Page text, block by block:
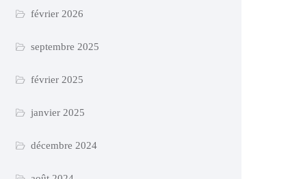
février 2026
septembre 2025
février 2025
janvier 2025
décembre 2024